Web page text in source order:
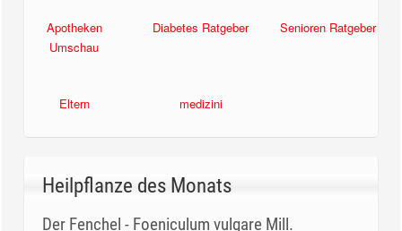
Apotheken
Umschau
Diabetes Ratgeber Senioren Ratgeber
Eltern medizini
Heilpflanze des Monats
Der Fenchel - Foeniculum vulgare Mill.